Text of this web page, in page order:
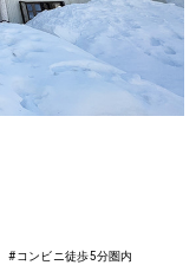
#コンビニ徒歩5分圏内